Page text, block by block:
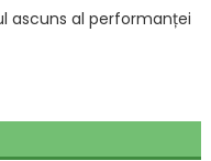
ascuns al performanței